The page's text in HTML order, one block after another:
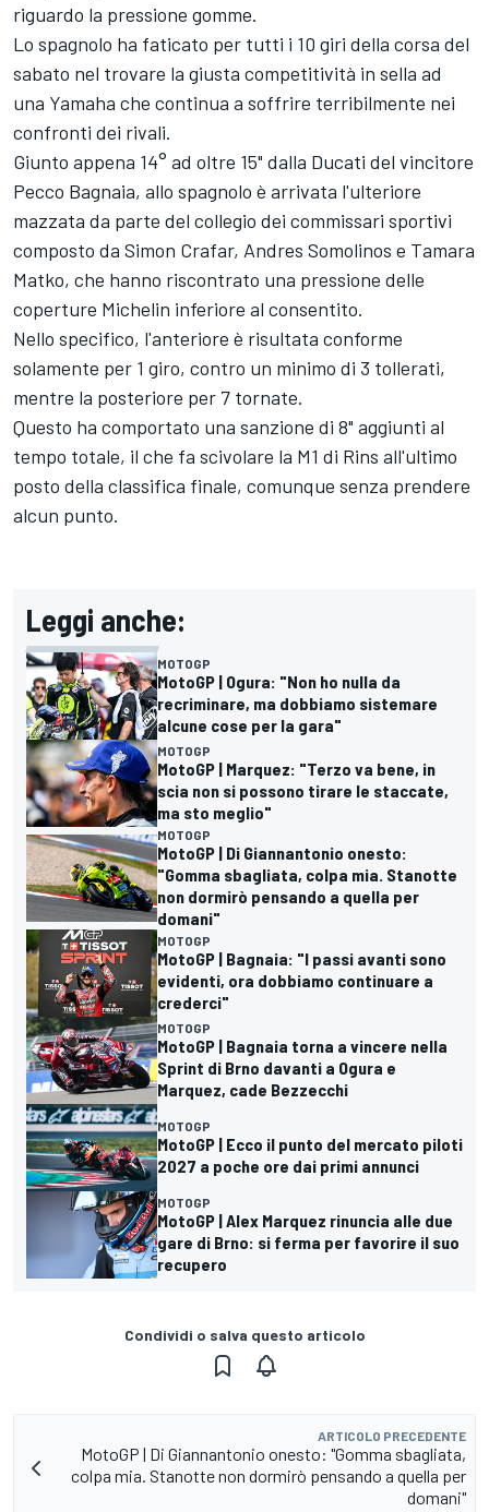
riguardo la pressione gomme.
Lo spagnolo ha faticato per tutti i 10 giri della corsa del
sabato nel trovare la giusta competitività in sella ad
una Yamaha che continua a soffrire terribilmente nei
confronti dei rivali.
Giunto appena 14° ad oltre 15" dalla Ducati del vincitore
Pecco Bagnaia, allo spagnolo è arrivata l'ulteriore
mazzata da parte del collegio dei commissari sportivi
composto da Simon Crafar, Andres Somolinos e Tamara
Matko, che hanno riscontrato una pressione delle
coperture Michelin inferiore al consentito.
Nello specifico, l'anteriore è risultata conforme
solamente per 1 giro, contro un minimo di 3 tollerati,
mentre la posteriore per 7 tornate.
Questo ha comportato una sanzione di 8" aggiunti al
tempo totale, il che fa scivolare la M1 di Rins all'ultimo
posto della classifica finale, comunque senza prendere
alcun punto.
Leggi anche:
MOTOGP
MotoGP | Ogura: "Non ho nulla da
recriminare, ma dobbiamo sistemare
alcune cose per la gara"
MOTOGP
MotoGP | Marquez: "Terzo va bene, in
scia non si possono tirare le staccate,
ma sto meglio"
MOTOGP
MotoGP | Di Giannantonio onesto:
"Gomma sbagliata, colpa mia. Stanotte
non dormirò pensando a quella per
domani"
MOTOGP
MotoGP | Bagnaia: "I passi avanti sono
evidenti, ora dobbiamo continuare a
crederci"
MOTOGP
MotoGP | Bagnaia torna a vincere nella
Sprint di Brno davanti a Ogura e
Marquez, cade Bezzecchi
MOTOGP
MotoGP | Ecco il punto del mercato piloti
2027 a poche ore dai primi annunci
MOTOGP
MotoGP | Alex Marquez rinuncia alle due
gare di Brno: si ferma per favorire il suo
recupero
Condividi o salva questo articolo
ARTICOLO PRECEDENTE
MotoGP | Di Giannantonio onesto: "Gomma sbagliata,
colpa mia. Stanotte non dormirò pensando a quella per
domani"